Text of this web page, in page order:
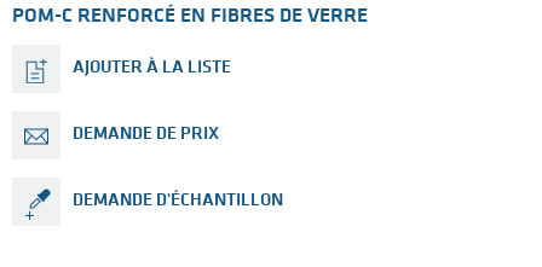
POM-C RENFORCÉ EN FIBRES DE VERRE
AJOUTER À LA LISTE
DEMANDE DE PRIX
DEMANDE D'ÉCHANTILLON